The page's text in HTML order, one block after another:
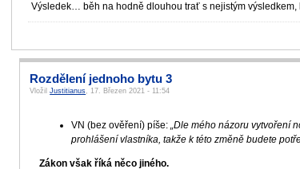
Výsledek… běh na hodně dlouhou trať s nejistým
Rozdělení jednoho bytu 3
VložilJustitianus, 17. Březen 2021 - 11:54
VN (bez ověření) píše: „Dle mého názoru vytvoření
prohlášení vlastníka, takže k této změně budete
Zákon však říká něco jiného.